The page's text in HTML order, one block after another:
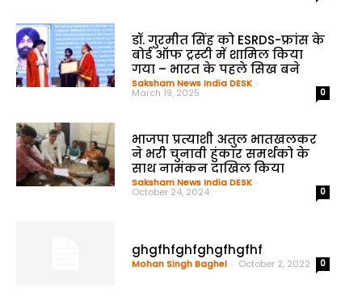
डॉ. गुरमीत सिंह को ESRDS-फ्रांस के
बोर्ड ऑफ ट्रस्टी में शामिल किया
गया – भारत के पहले सिख बने
Saksham News India DESK -
March 19, 2025 0
भाजपा प्रत्याशी अतुल भातखलकर
ने भरी चुनावी हुंकार समर्थको के
साथ नामंकन दाखिल किया
Saksham News India DESK -
October 24, 2024 0
ghgfhfghfghgfhgfhf
Mohan Singh Baghel - October 2, 2022 0